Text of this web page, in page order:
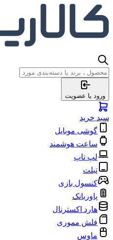
ورود یا عضویت
سبد خرید
گوشی موبایل
ساعت هوشمند
لپ تاپ
تبلت
کنسول بازی
پاوربانک
هارد اکسترنال
فلش مموری
ماوس